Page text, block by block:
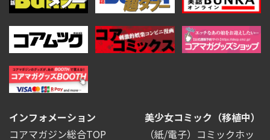
インフォメーション
コアマガジン総合TOP
美少女コミック（移植中）
（紙/電子）コミックホッ